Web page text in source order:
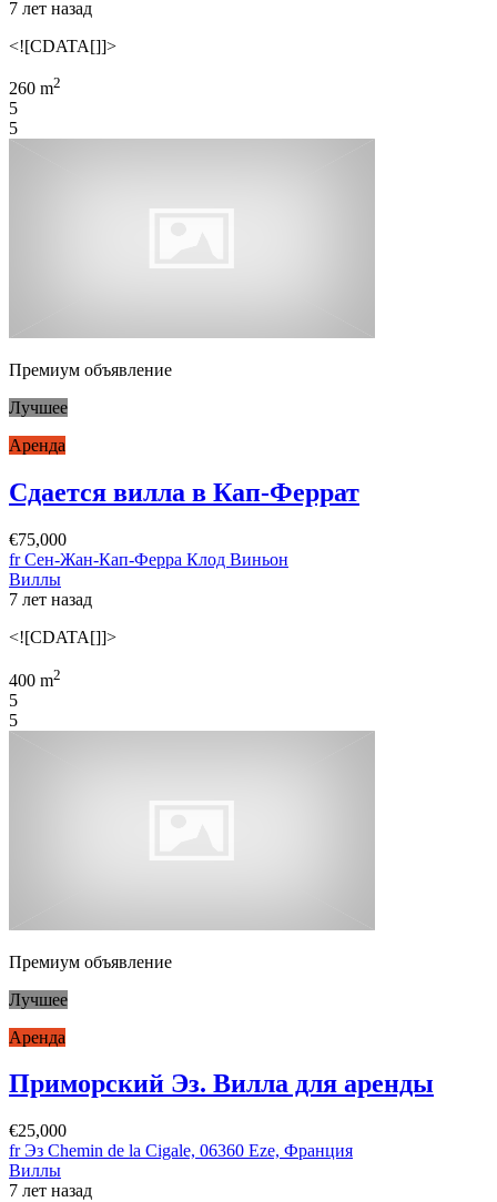
7 лет назад
<![CDATA[]]>
260 m2
5
5
Премиум объявление
Лучшее
Аренда
Сдается вилла в Кап-Феррат
€75,000
fr Сен-Жан-Кап-Ферра Клод Виньон
Виллы
7 лет назад
<![CDATA[]]>
400 m2
5
5
Премиум объявление
Лучшее
Аренда
Приморский Эз. Вилла для аренды
€25,000
fr Эз Chemin de la Cigale, 06360 Eze, Франция
Виллы
7 лет назад